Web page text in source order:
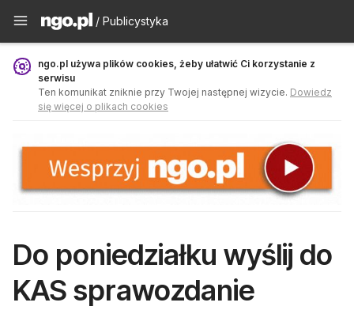
Publicystyka - ngo.pl
/ Publicystyka
ngo.pl używa plików cookies, żeby ułatwić Ci korzystanie z
serwisu
Ten komunikat zniknie przy Twojej następnej wizycie. Dowiedz
się więcej o plikach cookies
Do poniedziałku wyślij do
KAS sprawozdanie